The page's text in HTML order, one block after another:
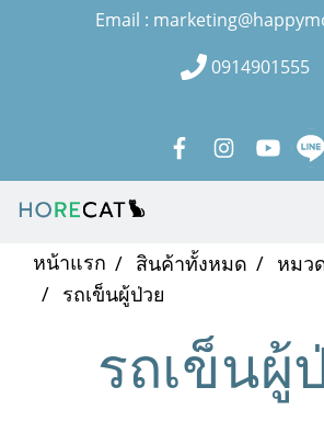
Email :
0914901555
หน้าแรก สินค้าทั้งหมด
หมว
รถเข็นผู้ป่วย
รถเข็นผู้